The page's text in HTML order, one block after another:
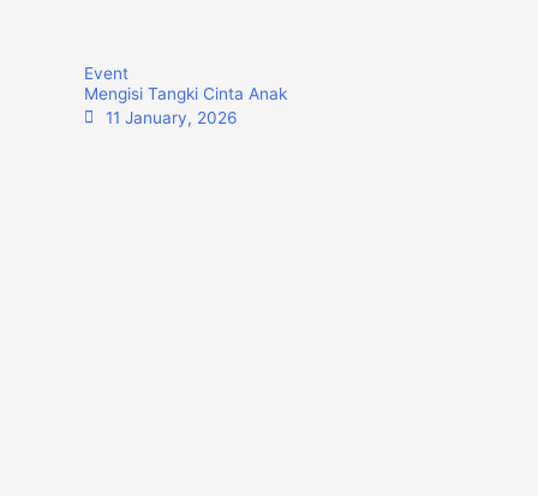
Event
Mengisi Tangki Cinta Anak
11 January, 2026